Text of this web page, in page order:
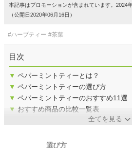
本記事はプロモーションが含まれています。2024
（公開日2020年06月16日）
#ハーブティー #茶葉
目次
▼ ペパーミントティーとは？
▼ ペパーミントティーの選び方
▼ ペパーミントティーのおすすめ11選
▼ おすすめ商品の比較一覧表
全てを見る
選び方